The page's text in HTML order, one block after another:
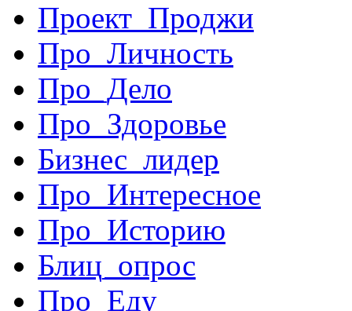
Проект_Проджи
Про_Личность
Про_Дело
Про_Здоровье
Бизнес_лидер
Про_Интересное
Про_Историю
Блиц_опрос
Про_Еду